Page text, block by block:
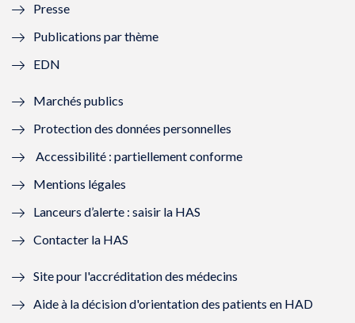
f
n
ê
t
r
e
)
e
n
ê
r
)
ê
t
e
ê
)
Presse
Publications par thème
EDN
Marchés publics
Protection des données personnelles
Accessibilité : partiellement conforme
Mentions légales
Lanceurs d’alerte : saisir la HAS
Contacter la HAS
Site pour l'accréditation des médecins
Aide à la décision d'orientation des patients en HAD